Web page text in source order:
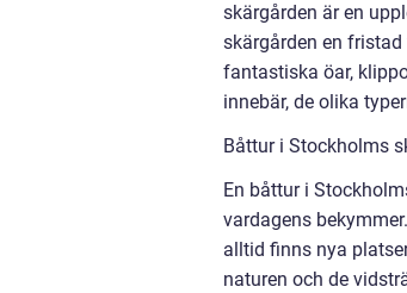
skärgården är en
skärgården en
fantastiska öar,
innebär, de olika
Båttur i Stockholms
En båttur i
vardagens
alltid finns nya
naturen och de